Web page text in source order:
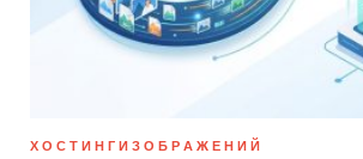
Х О С Т И Н Г И З О Б Р А Ж Е Н И Й